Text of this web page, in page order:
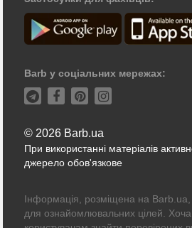
Barb у соціальних мережах:
© 2026 Barb.ua
При використанні матеріалів
джерело обов'язкове
Інформація, розміщена на Barb.ua,
для ознайомлювальних цілей.